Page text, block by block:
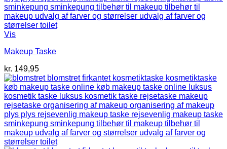
Vis
Makeup Taske
kr. 149,95